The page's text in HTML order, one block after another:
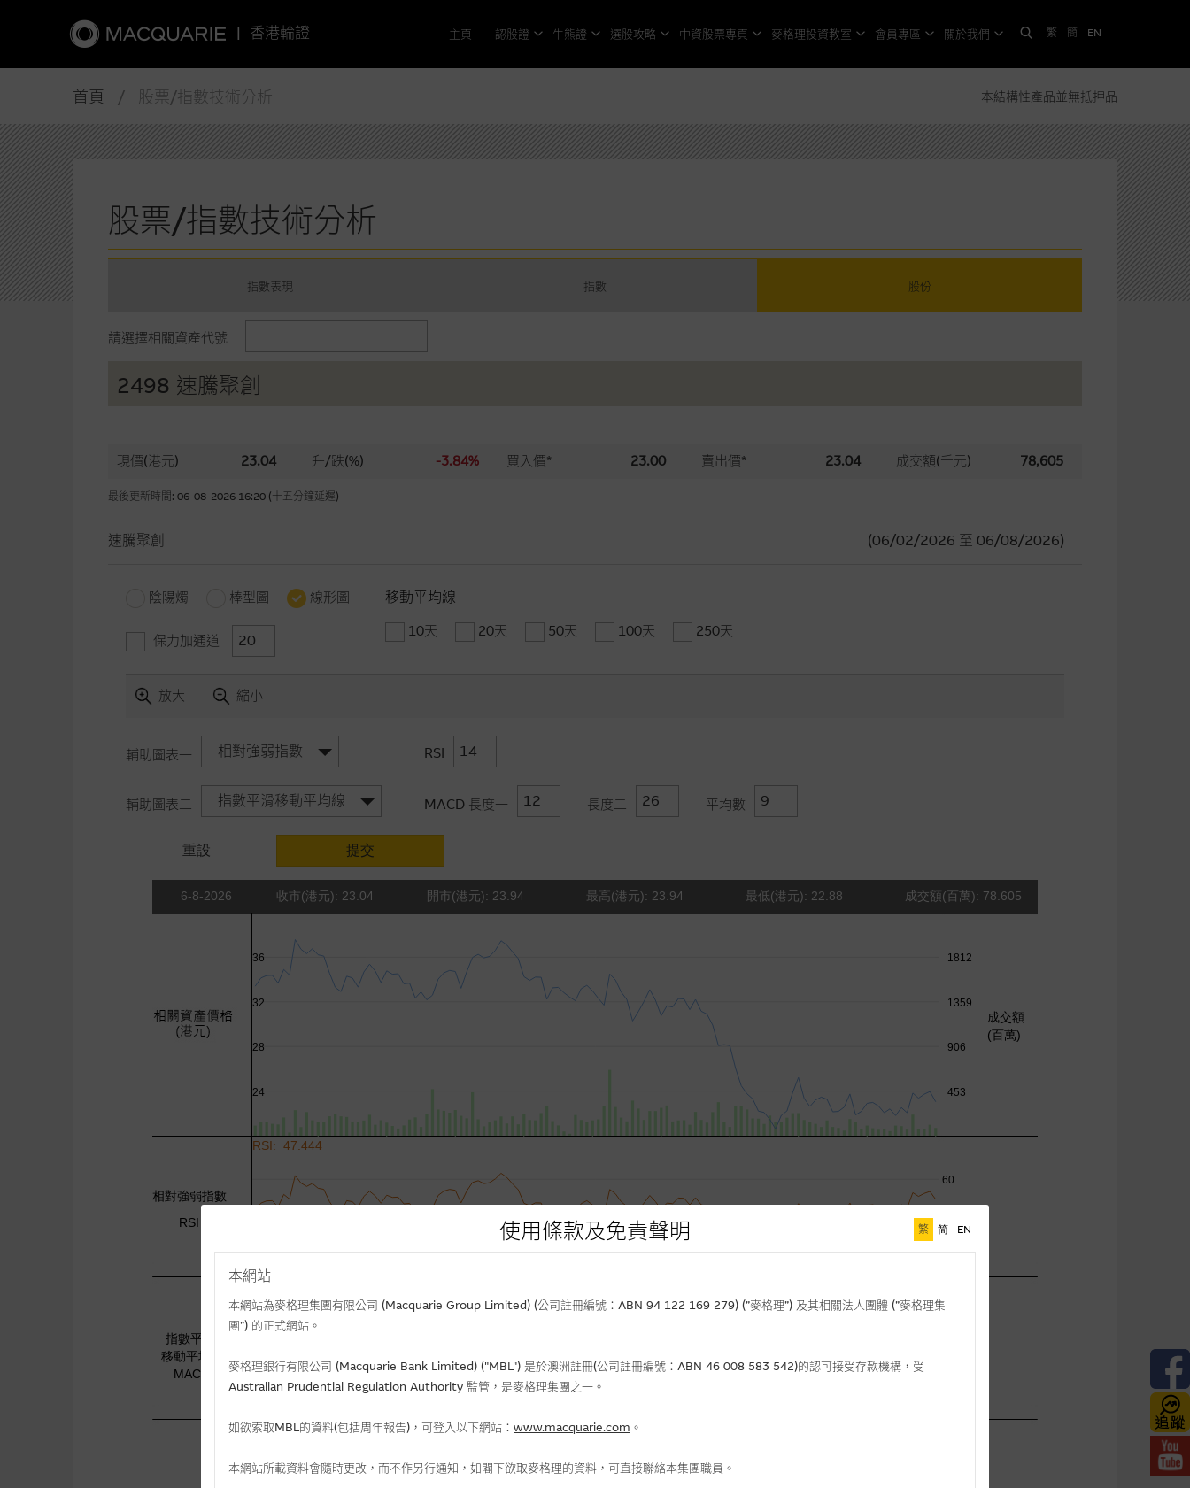
| 香港輪證 主頁 認股證 牛熊證 選股攻略 中資股票專頁 麥格理投資教室 會員專區 關於我們 繁 簡 EN
首頁 / 股票/指數技術分析 本結構性產品並無抵押品
股票/指數技術分析
指數表現 指數 股份
請選擇相關資產代號
2498 速騰聚創
現價(港元) 23.04 升/跌(%) -3.84% 買入價* 23.00 賣出價* 23.04 成交額(千元) 78,605
最後更新時間: 06-08-2026 16:20 (十五分鐘延遲)
速騰聚創 (06/02/2026 至 06/08/2026)
陰陽燭 棒型圖 線形圖
保力加通道
移動平均線
10天 20天 50天 100天 250天
放大 縮小
輔助圖表一 相對強弱指數 RSI
輔助圖表二 指數平滑移動平均線 MACD 長度一 長度二 平均數
重設 提交
使用條款及免責聲明 繁 简 EN
本網站
本網站為麥格理集團有限公司 (Macquarie Group Limited) (公司註冊編號：ABN 94 122 169 279) (”麥格理”) 及其相關法人團體 (”麥格理集
團”) 的正式網站。
麥格理銀行有限公司 (Macquarie Bank Limited) ("MBL") 是於澳洲註冊(公司註冊編號：ABN 46 008 583 542)的認可接受存款機構，受
Australian Prudential Regulation Authority 監管，是麥格理集團之一。
如欲索取MBL的資料(包括周年報告)，可登入以下網站： www.macquarie.com 。
本網站所載資料會隨時更改，而不作另行通知，如閣下欲取麥格理的資料，可直接聯絡本集團職員。